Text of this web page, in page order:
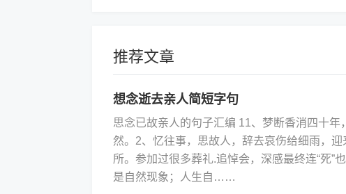
推荐文章
想念逝去亲人简短字句
思念已故亲人的句子汇编 11、梦断香消四十
然。2、忆往事，思故人，辞去哀伤给细雨，
所。参加过很多葬礼.追悼会，深感最终连“死”
是自然现象；人生自……